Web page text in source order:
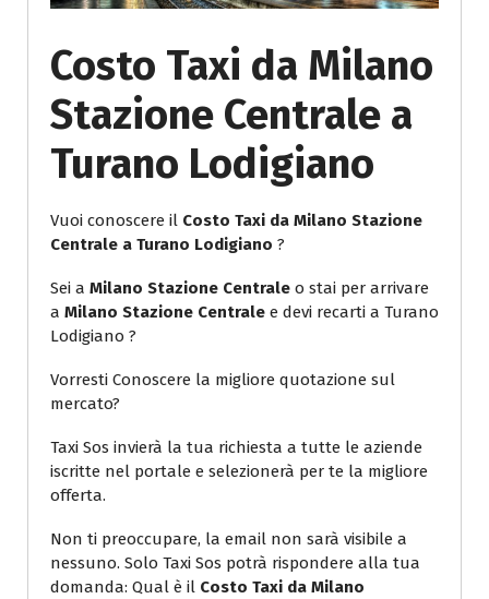
Costo Taxi da Milano
Stazione Centrale a
Turano Lodigiano
Vuoi conoscere il Costo Taxi da Milano Stazione
Centrale a Turano Lodigiano ?
Sei a Milano Stazione Centrale o stai per arrivare
a Milano Stazione Centrale e devi recarti a Turano
Lodigiano ?
Vorresti Conoscere la migliore quotazione sul
mercato?
Taxi Sos invierà la tua richiesta a tutte le aziende
iscritte nel portale e selezionerà per te la migliore
offerta.
Non ti preoccupare, la email non sarà visibile a
nessuno. Solo Taxi Sos potrà rispondere alla tua
domanda: Qual è il Costo Taxi da Milano